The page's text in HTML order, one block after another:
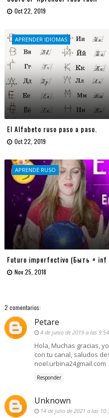
Oct 22, 2019
APRENDER IDIOMAS
El Alfabeto ruso paso a paso.
Oct 22, 2019
APRENDE RUSO
Futuro imperfectivo (Быть + inf
Nov 25, 2018
2 comentarios:
Petare
4 de junio de 2019 a las
Hola, Muchas gracias,
con tu canal, saludos
noel.urbina24gmail.com
Responder
Unknown
14 de julio de 2021 a las